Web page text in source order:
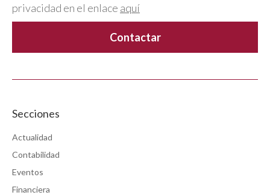
privacidad en el enlace aquí
Secciones
Actualidad
Contabilidad
Eventos
Financiera